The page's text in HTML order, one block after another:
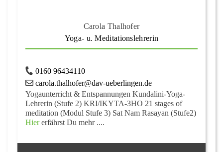
Carola Thalhofer
Yoga- u. Meditationslehrerin
0160 96434110
carola.thalhofer@dav-ueberlingen.de
Yogaunterricht & Entspannungen Kundalini-Yoga-
Lehrerin (Stufe 2) KRI/IKYTA-3HO 21 stages of
meditation (Modul Stufe 3) Sat Nam Rasayan (Stufe2)
Hiererfährst Du mehr ....